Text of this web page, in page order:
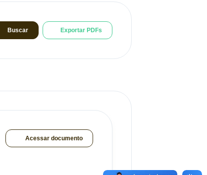
Buscar Exportar PDFs
Acessar documento